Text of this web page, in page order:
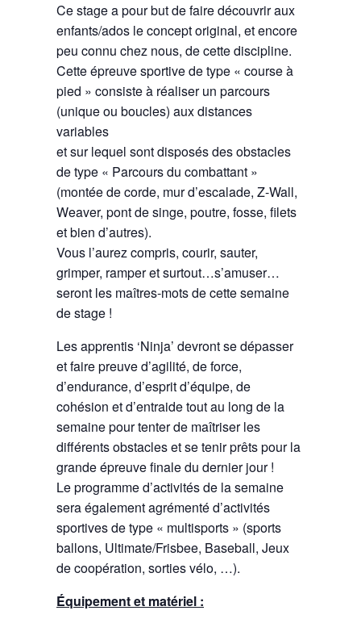
Ce stage a pour but de faire découvrir aux
enfants/ados le concept original, et encore
peu connu chez nous, de cette discipline.
Cette épreuve sportive de type « course à
pied » consiste à réaliser un parcours
(unique ou boucles) aux distances
variables
et sur lequel sont disposés des obstacles
de type « Parcours du combattant »
(montée de corde, mur d’escalade, Z-Wall,
Weaver, pont de singe, poutre, fosse, filets
et bien d’autres).
Vous l’aurez compris, courir, sauter,
grimper, ramper et surtout…s’amuser…
seront les maîtres-mots de cette semaine
de stage !
Les apprentis ‘Ninja’ devront se dépasser
et faire preuve d’agilité, de force,
d’endurance, d’esprit d’équipe, de
cohésion et d’entraide tout au long de la
semaine pour tenter de maîtriser les
différents obstacles et se tenir prêts pour la
grande épreuve finale du dernier jour !
Le programme d’activités de la semaine
sera également agrémenté d’activités
sportives de type « multisports » (sports
ballons, Ultimate/Frisbee, Baseball, Jeux
de coopération, sorties vélo, …).
Équipement et matériel :